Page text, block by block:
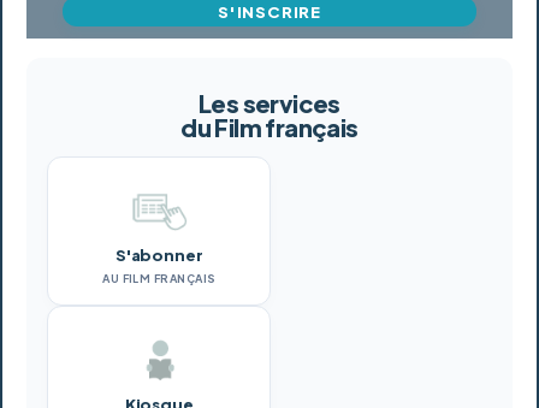
S'INSCRIRE
Les services
du Film français
S'abonner
AU FILM FRANÇAIS